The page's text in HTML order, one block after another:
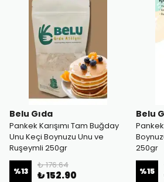
Belu Gıda
Pankek Karışımı Tam Buğday
Unu Keçi Boynuzu Unu ve
Ruşeymli 250gr
%13
₺ 176.64
₺ 152.90
Belu
Pankek
250gr
%15